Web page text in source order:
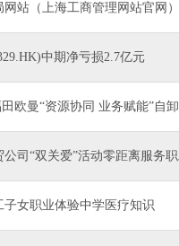
站（上海工商管理网站官网）
中期净亏损2.7亿元
欧曼“资源协同 业务赋能”自
司“双关爱”活动零距离服务
子女职业体验中学医疗知识